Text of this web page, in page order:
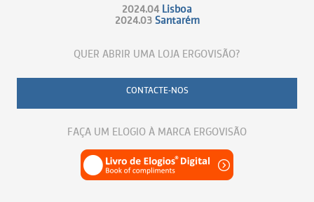
2024.04 Lisboa
2024.03 Santarém
QUER ABRIR UMA LOJA ERGOVISÃO?
CONTACTE-NOS
FAÇA UM ELOGIO À MARCA ERGOVISÃO